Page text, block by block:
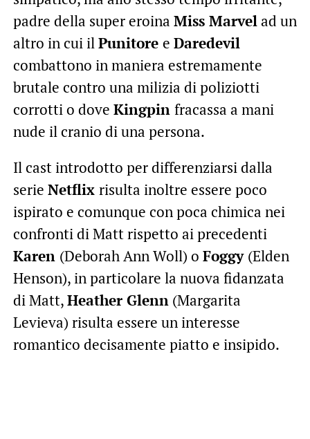
padre della super eroina Miss Marvelad un
altro in cui ilPunitore e Daredevil
combattono in maniera estremamente
brutale contro una milizia di poliziotti
corrotti o dove Kingpin fracassa a mani
nude il cranio di una persona.
Il cast introdotto per differenziarsi dalla
serie Netflix risulta inoltre essere poco
ispirato e comunque con poca chimica nei
confronti di Matt rispetto ai precedenti
Karen (Deborah Ann Woll) o Foggy (Elden
Henson), in particolare la nuova fidanzata
di Matt,Heather Glenn(Margarita
Levieva) risulta essere un interesse
romantico decisamente piatto e insipido.